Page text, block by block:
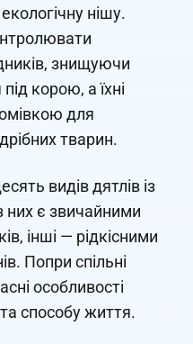
нішу.
знищуючи
корою, а їхні
для
тварин.
видів дятлів із
них є звичайними
інші — рідкісними
Попри спільні
особливості
способу життя.